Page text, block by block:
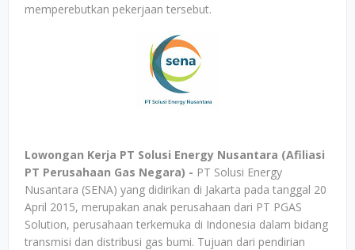
memperebutkan pekerjaan tersebut.
Lowongan Kerja PT Solusi Energy Nusantara (Afiliasi
PT Perusahaan Gas Negara) - PT Solusi Energy
Nusantara (SENA) yang didirikan di Jakarta pada tanggal 20
April 2015, merupakan anak perusahaan dari PT PGAS
Solution, perusahaan terkemuka di Indonesia dalam bidang
transmisi dan distribusi gas bumi. Tujuan dari pendirian